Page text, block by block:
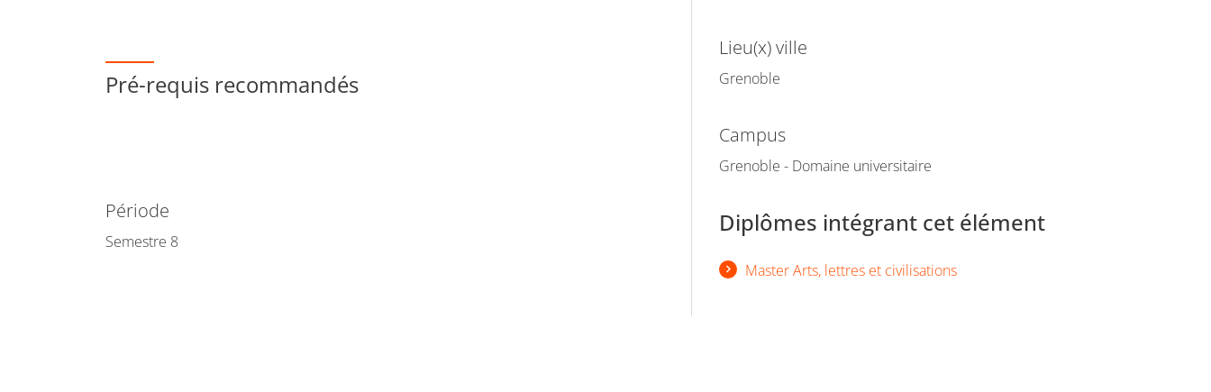
Pré-requis recommandés
Période
Semestre 8
Lieu(x) ville
Grenoble
Campus
Grenoble - Domaine universitaire
Diplômes intégrant cet élément
Master Arts, lettres et civilisations